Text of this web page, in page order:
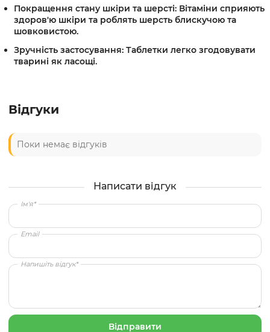
Покращення стану шкіри та шерсті: Вітаміни сприяють
здоров'ю шкіри та роблять шерсть блискучою та
шовковистою.
Зручність застосування: Таблетки легко згодовувати
тварині як ласощі.
Відгуки
Поки немає відгуків
Написати відгук
Ім'я*
Email
Напишіть відгук*